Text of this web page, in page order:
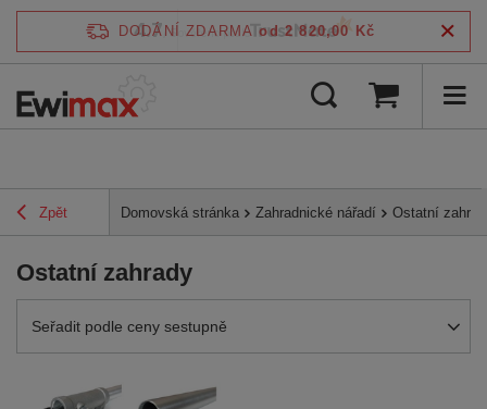
DODÁNÍ ZDARMA od 2 820,00 Kč
Zpět Domovská stránka Zahradnické nářadí Ostatní
Ostatní zahrady
Zmień sortowanie
Seřadit podle ceny sestupně
4.7 /5 ověřeno podle